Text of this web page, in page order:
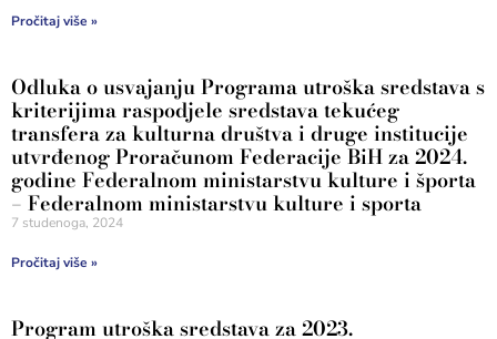
Pročitaj više »
Odluka o usvajanju Programa utroška sredstava s
kriterijima raspodjele sredstava tekućeg
transfera za kulturna društva i druge institucije
utvrđenog Proračunom Federacije BiH za 2024.
godine Federalnom ministarstvu kulture i športa
– Federalnom ministarstvu kulture i sporta
7 studenoga, 2024
Pročitaj više »
Program utroška sredstava za 2023.